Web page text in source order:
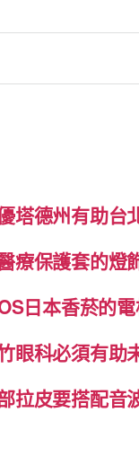
塔德州有助台
療保護套的燈
日本香菸的
眼科必須有助
拉皮要搭配音